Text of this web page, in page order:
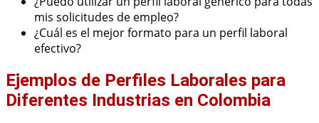
mis solicitudes de empleo?
¿Cuál es el mejor formato para un perfil laboral
efectivo?
Ejemplos de Perfiles Laborales para
Diferentes Industrias en Colombia